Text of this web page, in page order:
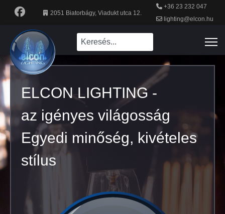
2051 Biatorbágy, Viadukt utca 12.
+36 23 232 047
lighting@elcon.hu
ELCON LIGHTING -
az igényes világosság
Egyedi minőség, kivételes
stílus
ELCON LIGHTING -
az igényes világosság
Egyedi minőség, kivételes
stílus